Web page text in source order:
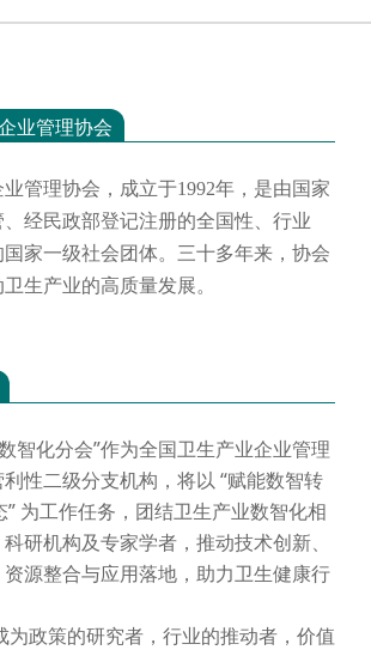
业管理协会
管理协会，成立于1992年，是由国家
经民政部登记注册的全国性、行业
家一级社会团体。三十多年来，协会
生产业的高质量发展。
化分会”作为全国卫生产业企业管理
性二级分支机构，将以 “赋能数智转
” 为工作任务，团结卫生产业数智化相
研机构及专家学者，推动技术创新、
源整合与应用落地，助力卫生健康行
策的研究者，行业的推动者，价值